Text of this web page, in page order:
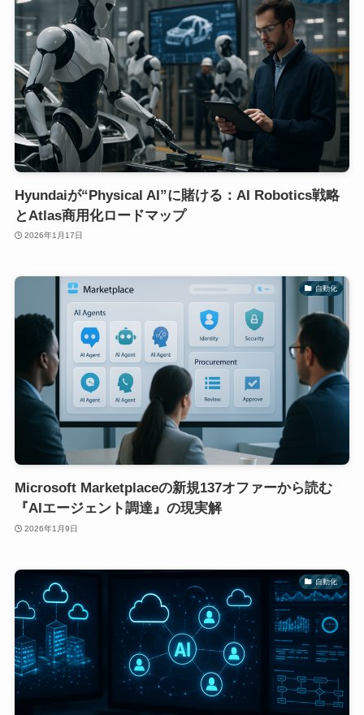
Hyundaiが“Physical AI”に賭ける：AI Robotics戦略
とAtlas商用化ロードマップ
2026年1月17日
自動化
Microsoft Marketplaceの新規137オファーから読む
『AIエージェント調達』の現実解
2026年1月9日
自動化